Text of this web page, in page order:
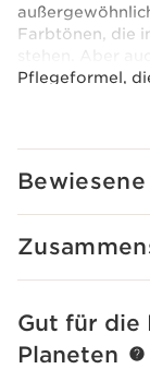
Farbtönen, die
stehen. Aber
Pflegeformel,
Ergebnis
Ursprungs)
Textur ist wie
ausprobieren?
das. *Für Joli
WEITER ZUM
Gut für die
Planeten